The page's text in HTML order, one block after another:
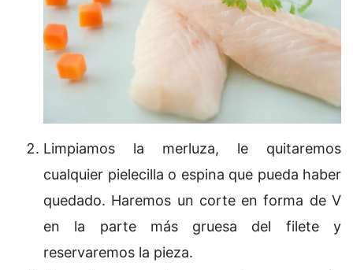
Limpiamos la merluza, le quitaremos
cualquier pielecilla o espina que pueda haber
quedado. Haremos un corte en forma de V
en la parte más gruesa del filete y
reservaremos la pieza.